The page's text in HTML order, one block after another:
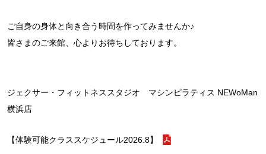
ご自身の身体と向き合う時間を作ってみませんか♪
皆さまのご来館、心よりお待ちしております。
ジェクサー・フィットネススタジオ マシンピラティス NEWoMan
横浜店
【体験可能クラススケジュール2026.8】